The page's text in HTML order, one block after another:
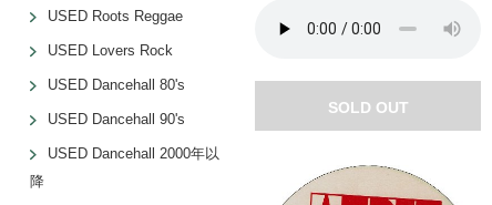
SOLD OUT
USED Roots Reggae
USED Lovers Rock
USED Dancehall 80's
USED Dancehall 90's
USED Dancehall 2000年以
降